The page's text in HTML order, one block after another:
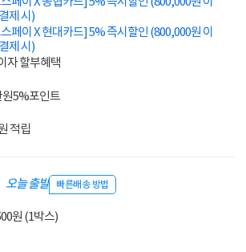
제 시)
페이 X 현대카드] 5% 즉시할인 (800,000원 이
제 시)
자 할부혜택
5%포인트
적립
오늘 출발 빠른배송 방법
원 (1박스)